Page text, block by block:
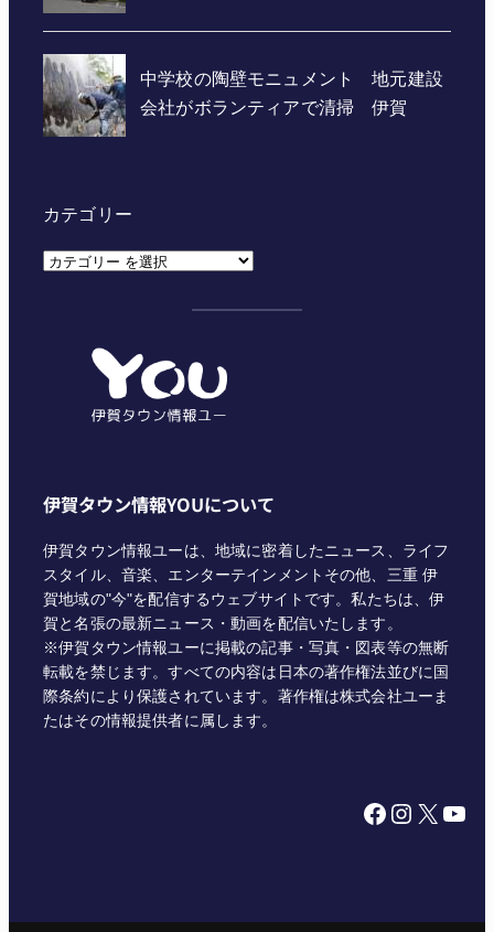
カテゴリー
カ
伊賀タウン情報YOUについて
伊賀タウン情報ユーは、地域に密着したニュース、ライフ
スタイル、音楽、エンターテインメントその他、三重 伊
賀地域の"今"を配信するウェブサイトです。私たちは、伊
賀と名張の最新ニュース・動画を配信いたします。
※伊賀タウン情報ユーに掲載の記事・写真・図表等の無断
転載を禁じます。すべての内容は日本の著作権法並びに国
際条約により保護されています。著作権は株式会社ユーま
たはその情報提供者に属します。
Facebook Instagram X YouTube